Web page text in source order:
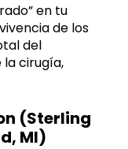
en tu
de los
del
cirugía,
(Sterling
MI)